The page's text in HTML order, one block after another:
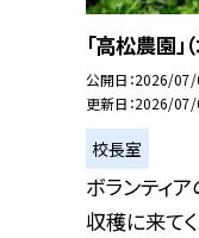
「高松農園」
公開日 2026/07/
更新日 2026/07/
校長室
ボランティ
収穫に来て